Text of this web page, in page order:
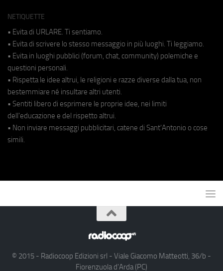
NETIQUETTE
• Evita di URLARE. Ti sentiamo.
• Evita di scrivere lo stesso messaggio in più luoghi. Ti leggiamo.
• Evita in luoghi pubblici (forum, chat, community) polemiche e
questioni personali.
• Rispetta le idee altrui, le religioni e razze diverse dalla tua, non
bestemmiare né insultare altri utenti.
• Sentiti libero di esprimere le proprie idee, nei limiti
dell'educazione e del rispetto altrui.
• Non inviare messaggi pubblicitari, catene di Sant'Antonio o cose
simili.
© 2015 - Radiocoop Edizioni srl - Viale Giacomo Matteotti, 36/b -
Fiorenzuola d'Arda (PC)